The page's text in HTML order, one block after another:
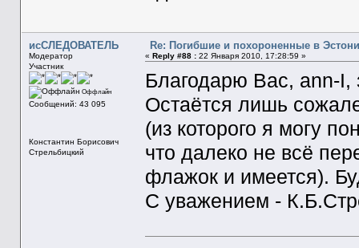
исСЛЕДОВАТЕЛЬ
Модератор
Участник
Оффлайн
Сообщений: 43 095
Константин Борисович
Стрельбицкий
Re: Погибшие и похороненные в
« Reply #88 :22 Января 2010, 17:28:59 »
Благодарю Вас, ann-
Остаётся лишь
(из которого я могу
что далеко не всё
флажок и имеется).
С уважением -